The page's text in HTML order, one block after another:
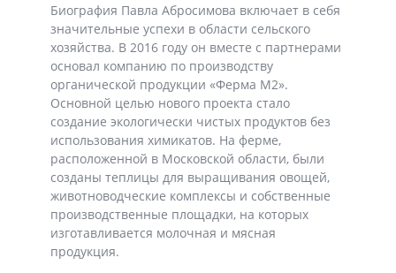
Биография Павла Абросимова включает в себя
значительные успехи в области сельского
хозяйства. В 2016 году он вместе с партнерами
основал компанию по производству
органической продукции «Ферма М2».
Основной целью нового проекта стало
создание экологически чистых продуктов без
использования химикатов. На ферме,
расположенной в Московской области, были
созданы теплицы для выращивания овощей,
животноводческие комплексы и собственные
производственные площадки, на которых
изготавливается молочная и мясная
продукция.